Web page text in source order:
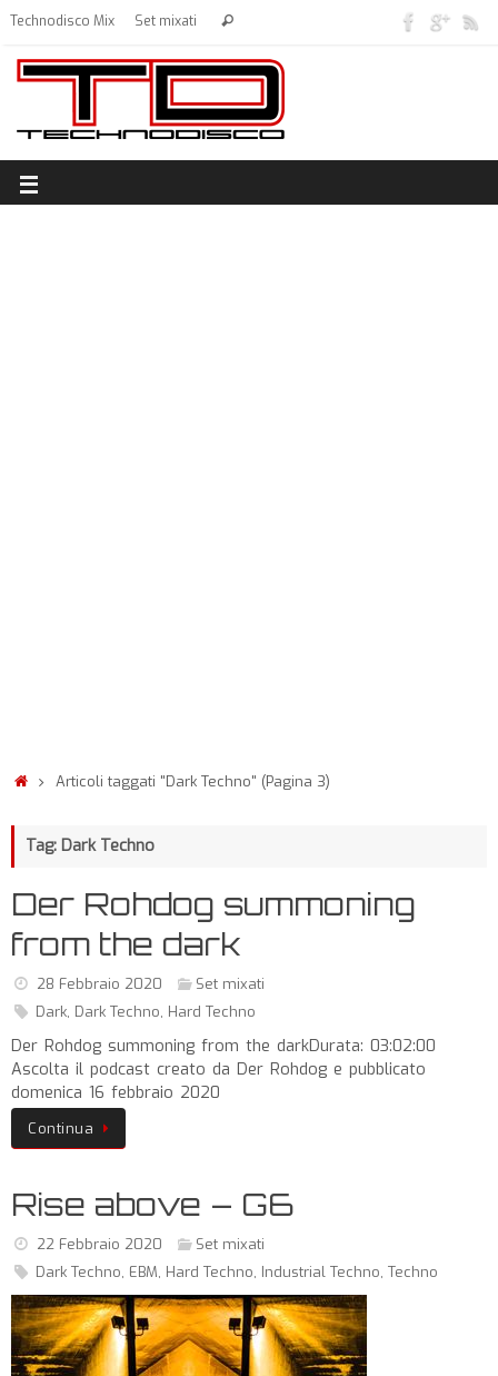
Technodisco Mix Set mixati
Articoli taggati "Dark Techno" (Pagina 3)
Tag: Dark Techno
Der Rohdog summoning
from the dark
28 Febbraio 2020
Set mixati
Dark, Dark Techno, Hard Techno
Der Rohdog summoning from the darkDurata: 03:02:00
Ascolta il podcast creato da Der Rohdog e pubblicato
domenica 16 febbraio 2020
Continua
Rise above – G6
22 Febbraio 2020
Set mixati
Dark Techno, EBM, Hard Techno, Industrial Techno, Techno